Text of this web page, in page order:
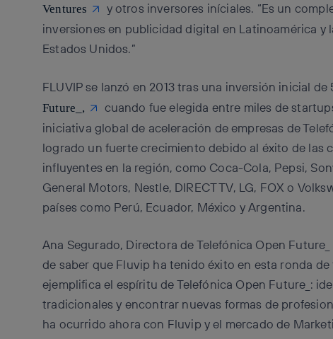
Ventures
y otros inversores iníciales. “Es un
inversiones en publicidad digital en Latinoamérica y
Estados Unidos.”
FLUVIP se lanzó en 2013 tras una inversión inicial
Future_,
cuando fue elegida entre miles de
iniciativa global de aceleración de empresas de
logrado un fuerte crecimiento debido al éxito de las
influyentes en la región, como Coca-Cola, Pepsi,
General Motors, Nestle, DIRECT TV, LG, FOX o
países como Perú, Ecuador, México y Argentina.
Ana Segurado, Directora de Telefónica Open
de saber que Fluvip ha tenido éxito en esta ronda
ejemplifica el espíritu de Telefónica Open Future_:
tradicionales y encontrar nuevas formas de
ha ocurrido ahora con Fluvip y el mercado de